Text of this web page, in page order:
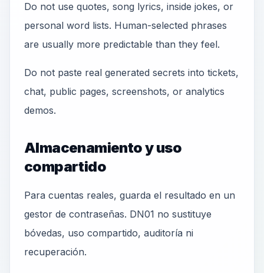
Do not use quotes, song lyrics, inside jokes, or
personal word lists. Human-selected phrases
are usually more predictable than they feel.
Do not paste real generated secrets into tickets,
chat, public pages, screenshots, or analytics
demos.
Almacenamiento y uso
compartido
Para cuentas reales, guarda el resultado en un
gestor de contraseñas. DN01 no sustituye
bóvedas, uso compartido, auditoría ni
recuperación.